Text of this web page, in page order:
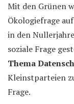
Mit den Grünen
Ökologiefrage
in den
soziale Frage
Thema
Kleinstparteien
Frage.